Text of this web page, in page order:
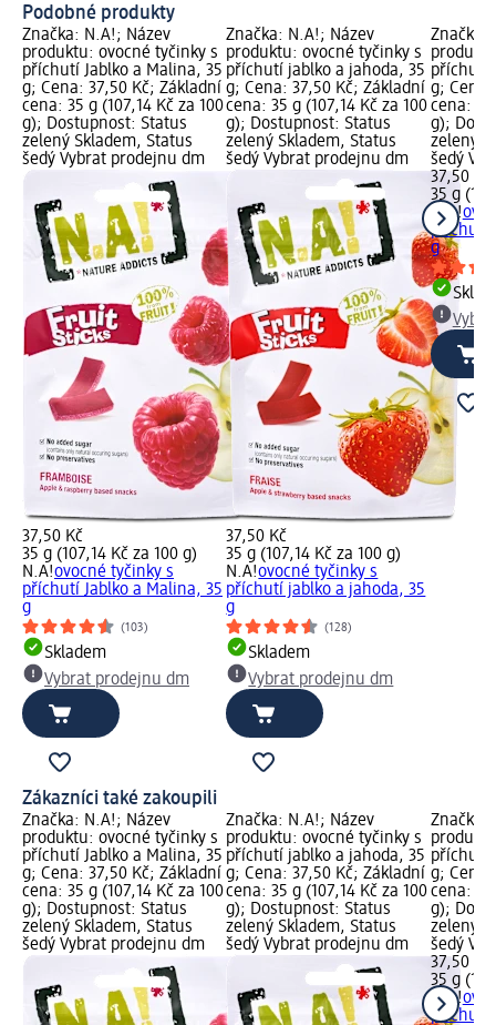
Podobné produkty
Značka: N.A!; Název
produktu: ovocné tyčinky s
příchutí Jablko a Malina, 35
g; Cena: 37,50 Kč; Základní
cena: 35 g (107,14 Kč za 100
g); Dostupnost: Status
zelený Skladem, Status
šedý Vybrat prodejnu dm
37,50 Kč
35 g (107,14 Kč za 100 g)
N.A!ovocné tyčinky s
příchutí Jablko a Malina, 35
g
(103)
Skladem
Vybrat prodejnu dm
Značka: N.A!; Název
produktu: ovocné tyčinky s
příchutí jablko a jahoda, 35
g; Cena: 37,50 Kč; Základní
cena: 35 g (107,14 Kč za 100
g); Dostupnost: Status
zelený Skladem, Status
šedý Vybrat prodejnu dm
37,50 Kč
35 g (107,14 Kč za 100 g)
N.A!ovocné tyčinky s
příchutí jablko a jahoda, 35
g
(128)
Skladem
Vybrat prodejnu dm
Značka:
příchutí
g; Cena:
cena: 35
g);
zelený
šedý
37,50 Kč
35 g
N.A!
příchutí
g
Zákazníci také zakoupili
Značka: N.A!; Název
produktu: ovocné tyčinky s
příchutí Jablko a Malina, 35
g; Cena: 37,50 Kč; Základní
cena: 35 g (107,14 Kč za 100
g); Dostupnost: Status
zelený Skladem, Status
šedý Vybrat prodejnu dm
Značka: N.A!; Název
produktu: ovocné tyčinky s
příchutí jablko a jahoda, 35
g; Cena: 37,50 Kč; Základní
cena: 35 g (107,14 Kč za 100
g); Dostupnost: Status
zelený Skladem, Status
šedý Vybrat prodejnu dm
Značka:
příchutí
g; Cena:
cena: 35
g);
zelený
šedý
37,50 Kč
35 g
N.A!
příchutí